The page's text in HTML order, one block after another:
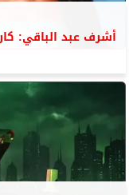
أشرف عبد الباقي: